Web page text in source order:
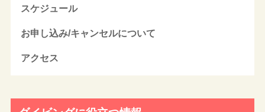
スケジュール
お申し込み/キャンセルについて
アクセス